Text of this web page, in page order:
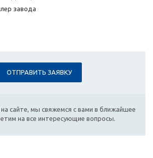
завода
ОТПРАВИТЬ ЗАЯВКУ
сайте, мы свяжемся с вами в ближайшее
на все интересующие вопросы.